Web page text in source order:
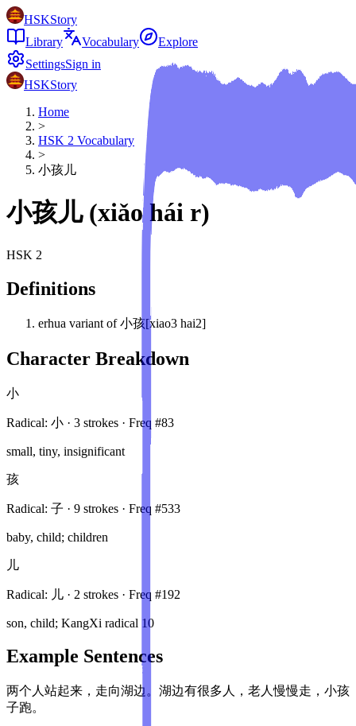
HSKStory
Library
Vocabulary
Explore
SettingsSign in
HSKStory
Home
>
HSK 2 Vocabulary
>
小孩儿
小孩儿 (xiǎo hái r)
HSK 2
Definitions
erhua variant of 小孩[xiao3 hai2]
Character Breakdown
小
Radical: 小 · 3 strokes · Freq #83
small, tiny, insignificant
孩
Radical: 子 · 9 strokes · Freq #533
baby, child; children
儿
Radical: 儿 · 2 strokes · Freq #192
son, child; KangXi radical 10
Example Sentences
两个人站起来，走向湖边。湖边有很多人，老人慢慢走，小孩
子跑。